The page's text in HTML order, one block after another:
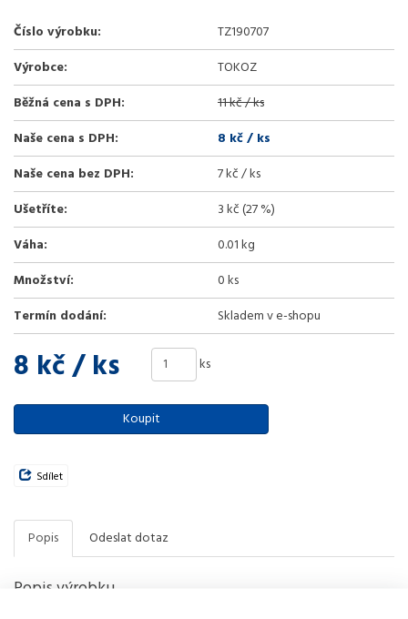
Číslo výrobku:
TZ190707
Výrobce:
TOKOZ
Běžná cena s DPH:
11 kč / ks
Naše cena s DPH:
8 kč/ ks
Naše cena bez DPH:
7 kč / ks
Ušetříte:
3 kč (27 %)
Váha:
0.01 kg
Množství:
0 ks
Termín dodání:
Skladem v e-shopu
8 kč/ ks ks
Koupit
Sdílet
Popis Odeslat dotaz
Popis výrobku